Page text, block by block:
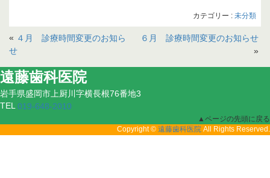
カテゴリー : 未分類
« ４月 診療時間変更のお知ら
せ
６月 診療時間変更のお知らせ
»
遠藤歯科医院
岩手県盛岡市上厨川字横長根76番地3
TEL019-648-2010
▲ページの先頭に戻る
Copyright © 遠藤歯科医院 All Rights Reserved.